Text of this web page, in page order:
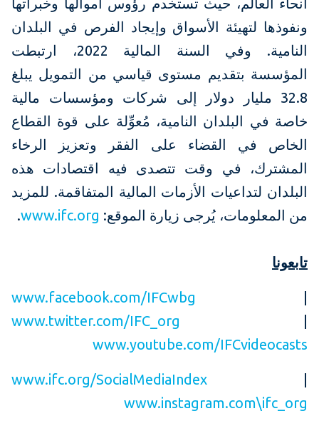
ونفوذها لتهيئة الأسواق وإيجاد الفرص في البلدان
النامية. وفي السنة المالية 2022، ارتبطت
المؤسسة بتقديم مستوى قياسي من التمويل يبلغ
32.8 مليار دولار إلى شركات ومؤسسات مالية
خاصة في البلدان النامية، مُعوِّلة على قوة القطاع
الخاص في القضاء على الفقر وتعزيز الرخاء
المشترك، في وقت تتصدى فيه اقتصادات هذه
البلدان لتداعيات الأزمات المالية المتفاقمة. للمزيد
من المعلومات، يُرجى زيارة الموقع: www.ifc.org
.
تابعونا
www.facebook.com/IFCwbg
www.twitter.com/IFC_org
www.youtube.com/IFCvideocasts
www.ifc.org/SocialMediaIndex
www.instagram.com\ifc_org